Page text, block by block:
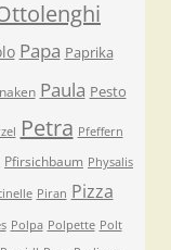
Papa Paprika
Paula Pesto
Petra Pfeffern
Pfirsichbaum Physalis
Piran Pizza
Polpa Polpette Polt